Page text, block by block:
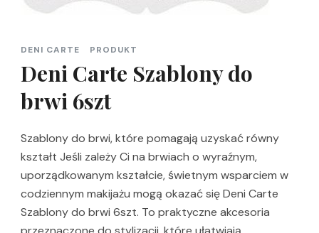
DENI CARTE PRODUKT
Deni Carte Szablony do
brwi 6szt
Szablony do brwi, które pomagają uzyskać równy
kształt Jeśli zależy Ci na brwiach o wyraźnym,
uporządkowanym kształcie, świetnym wsparciem w
codziennym makijażu mogą okazać się Deni Carte
Szablony do brwi 6szt. To praktyczne akcesoria